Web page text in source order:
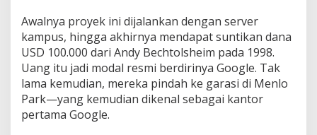
Awalnya proyek ini dijalankan dengan server
kampus, hingga akhirnya mendapat suntikan dana
USD 100.000 dari Andy Bechtolsheim pada 1998.
Uang itu jadi modal resmi berdirinya Google. Tak
lama kemudian, mereka pindah ke garasi di Menlo
Park—yang kemudian dikenal sebagai kantor
pertama Google.